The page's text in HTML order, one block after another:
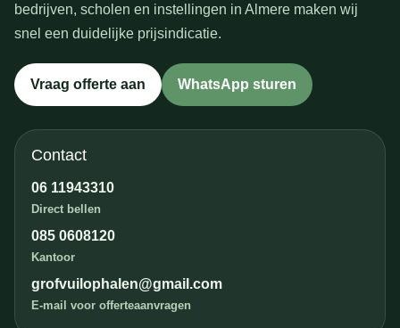
bedrijven, scholen en instellingen in Almere maken wij
snel een duidelijke prijsindicatie.
Vraag offerte aan WhatsApp sturen
Contact
06 11943310
Direct bellen
085 0608120
Kantoor
grofvuilophalen@gmail.com
E-mail voor offerteaanvragen